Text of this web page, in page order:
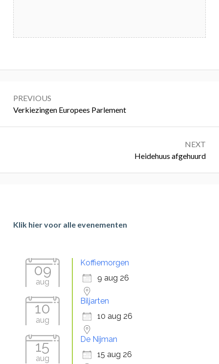
navigatie
PREVIOUS
Previous:
Verkiezingen Europees Parlement
NEXT
Next:
Heidehuus afgehuurd
Sidebar
Klik hier voor alle evenementen
09
aug
Koffiemorgen
9 aug 26
10
aug
Biljarten
10 aug 26
15
aug
De Nijman
15 aug 26